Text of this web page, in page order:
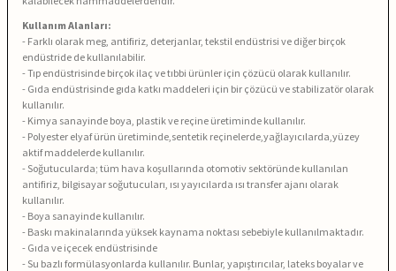
Kullanım Alanları:
- Farklı olarak meg, antifiriz, deterjanlar, tekstil endüstrisi ve diğer birçok
endüstride de kullanılabilir.
- Tıp endüstrisinde birçok ilaç ve tıbbi ürünler için çözücü olarak kullanılır.
- Gıda endüstrisinde gıda katkı maddeleri için bir çözücü ve stabilizatör olarak
kullanılır.
- Kimya sanayinde boya, plastik ve reçine üretiminde kullanılır.
- Polyester elyaf ürün üretiminde,sentetik reçinelerde,yağlayıcılarda,yüzey
aktif maddelerde kullanılır.
- Soğutucularda; tüm hava koşullarında otomotiv sektöründe kullanılan
antifiriz, bilgisayar soğutucuları, ısı yayıcılarda ısı transfer ajanı olarak
kullanılır.
- Boya sanayinde kullanılır.
- Baskı makinalarında yüksek kaynama noktası sebebiyle kullanılmaktadır.
- Gıda ve içecek endüstrisinde
- Su bazlı formülasyonlarda kullanılır. Bunlar, yapıştırıcılar, lateks boyalar ve